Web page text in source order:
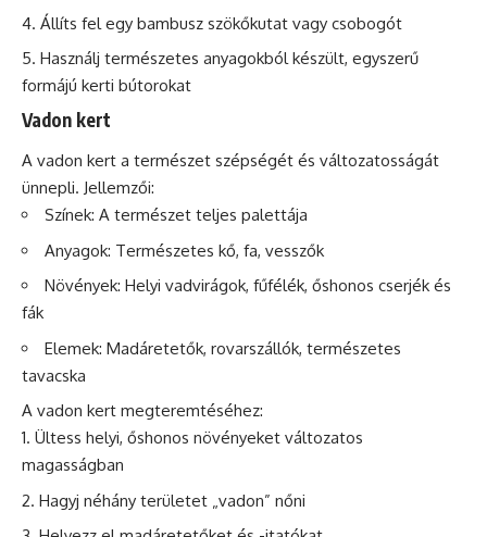
Állíts fel egy bambusz szökőkutat vagy csobogót
Használj természetes anyagokból készült, egyszerű
formájú kerti bútorokat
Vadon kert
A vadon kert a természet szépségét és változatosságát
ünnepli. Jellemzői:
Színek: A természet teljes palettája
Anyagok: Természetes kő, fa, vesszők
Növények: Helyi vadvirágok, fűfélék, őshonos cserjék és
fák
Elemek: Madáretetők, rovarszállók, természetes
tavacska
A vadon kert megteremtéséhez:
Ültess helyi, őshonos növényeket változatos
magasságban
Hagyj néhány területet „vadon” nőni